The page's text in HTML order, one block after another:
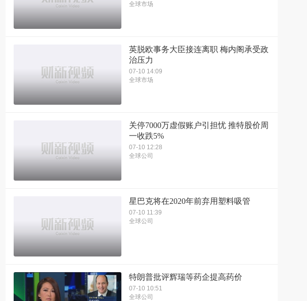
全球市场
英脱欧事务大臣接连离职 梅内阁承受政
治压力
07-10 14:09
全球市场
关停7000万虚假账户引担忧 推特股价周
一收跌5%
07-10 12:28
全球公司
星巴克将在2020年前弃用塑料吸管
07-10 11:39
全球公司
特朗普批评辉瑞等药企提高药价
07-10 10:51
全球公司